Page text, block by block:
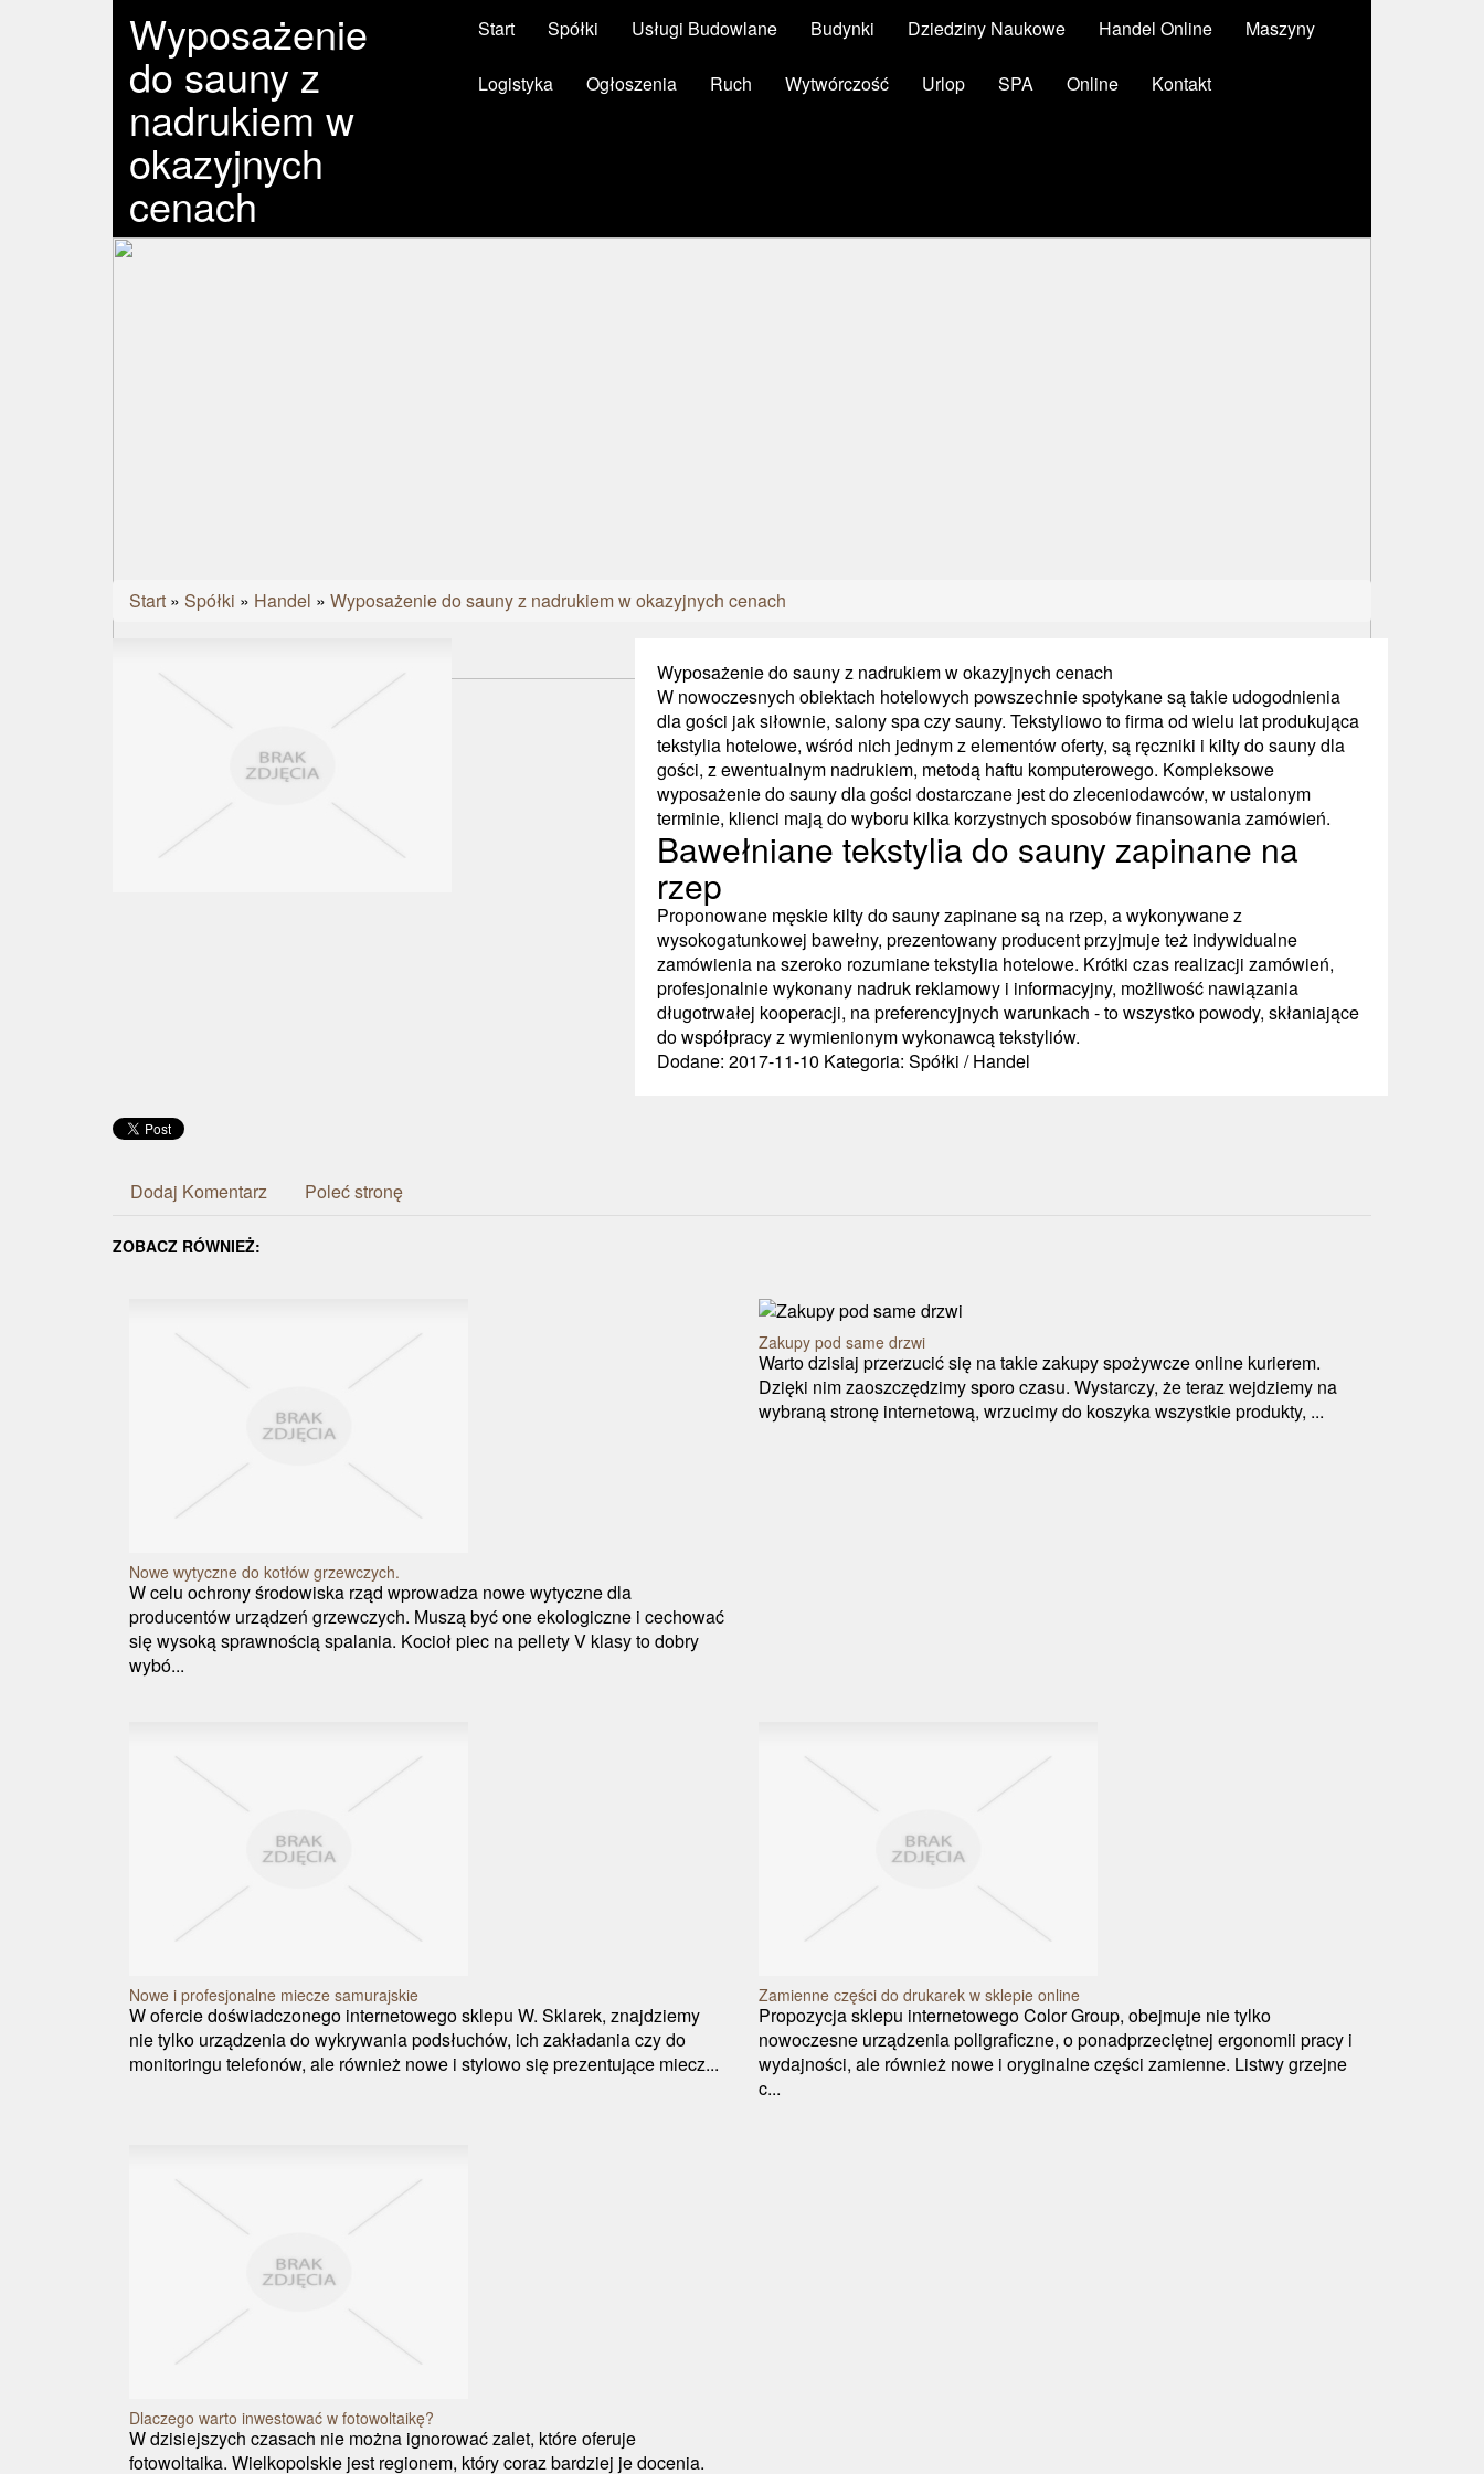
Wyposażenie
do sauny z
nadrukiem w
okazyjnych
cenach
Start Spółki Usługi Budowlane Budynki Dziedziny Naukowe Handel Online Maszyny
Logistyka Ogłoszenia Ruch Wytwórczość Urlop SPA Online Kontakt
Start » Spółki » Handel » Wyposażenie do sauny z nadrukiem w okazyjnych cenach
Wyposażenie do sauny z nadrukiem w okazyjnych cenach
W nowoczesnych obiektach hotelowych powszechnie spotykane są takie udogodnienia
dla gości jak siłownie, salony spa czy sauny. Tekstyliowo to firma od wielu lat produkująca
tekstylia hotelowe, wśród nich jednym z elementów oferty, są ręczniki i kilty do sauny dla
gości, z ewentualnym nadrukiem, metodą haftu komputerowego. Kompleksowe
wyposażenie do sauny dla gości dostarczane jest do zleceniodawców, w ustalonym
terminie, klienci mają do wyboru kilka korzystnych sposobów finansowania zamówień.
Bawełniane tekstylia do sauny zapinane na
rzep
Proponowane męskie kilty do sauny zapinane są na rzep, a wykonywane z
wysokogatunkowej bawełny, prezentowany producent przyjmuje też indywidualne
zamówienia na szeroko rozumiane tekstylia hotelowe. Krótki czas realizacji zamówień,
profesjonalnie wykonany nadruk reklamowy i informacyjny, możliwość nawiązania
długotrwałej kooperacji, na preferencyjnych warunkach - to wszystko powody, skłaniające
do współpracy z wymienionym wykonawcą tekstyliów.
Dodane: 2017-11-10 Kategoria: Spółki / Handel
Dodaj Komentarz Poleć stronę
ZOBACZ RÓWNIEŻ:
Nowe wytyczne do kotłów grzewczych.
W celu ochrony środowiska rząd wprowadza nowe wytyczne dla
producentów urządzeń grzewczych. Muszą być one ekologiczne i cechować
się wysoką sprawnością spalania. Kocioł piec na pellety V klasy to dobry
wybó...
Zakupy pod same drzwi
Warto dzisiaj przerzucić się na takie zakupy spożywcze online kurierem.
Dzięki nim zaoszczędzimy sporo czasu. Wystarczy, że teraz wejdziemy na
wybraną stronę internetową, wrzucimy do koszyka wszystkie produkty, ...
Nowe i profesjonalne miecze samurajskie
W ofercie doświadczonego internetowego sklepu W. Sklarek, znajdziemy
nie tylko urządzenia do wykrywania podsłuchów, ich zakładania czy do
monitoringu telefonów, ale również nowe i stylowo się prezentujące miecz...
Zamienne części do drukarek w sklepie online
Propozycja sklepu internetowego Color Group, obejmuje nie tylko
nowoczesne urządzenia poligraficzne, o ponadprzeciętnej ergonomii pracy i
wydajności, ale również nowe i oryginalne części zamienne. Listwy grzejne
c...
Dlaczego warto inwestować w fotowoltaikę?
W dzisiejszych czasach nie można ignorować zalet, które oferuje
fotowoltaika. Wielkopolskie jest regionem, który coraz bardziej je docenia.